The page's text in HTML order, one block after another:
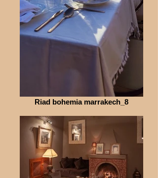
Riad bohemia marrakech_8